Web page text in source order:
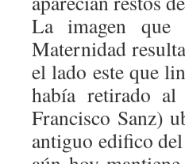
La imagen
Maternidad
el lado este que
había retirado
Francisco Sanz)
antiguo edifico